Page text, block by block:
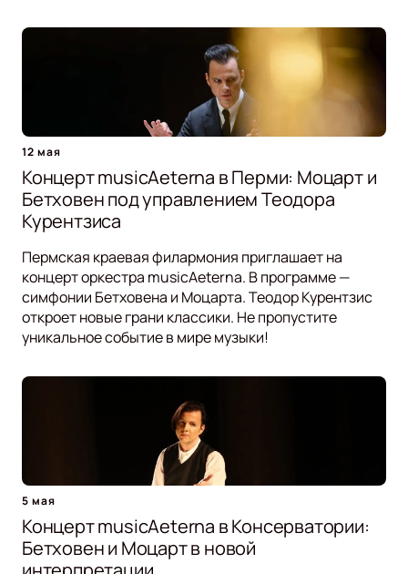
12 мая
Концерт musicAeterna в Перми: Моцарт и
Бетховен под управлением Теодора
Курентзиса
Пермская краевая филармония приглашает на
концерт оркестра musicAeterna. В программе —
симфонии Бетховена и Моцарта. Теодор Курентзис
откроет новые грани классики. Не пропустите
уникальное событие в мире музыки!
5 мая
Концерт musicAeterna в Консерватории:
Бетховен и Моцарт в новой